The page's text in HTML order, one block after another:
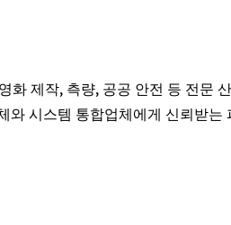
화 제작, 측량, 공공 안전 등 전문
와 시스템 통합업체에게 신뢰받는